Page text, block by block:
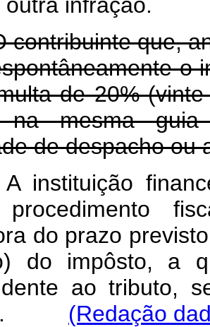
contribuinte que,
o
de 20%
na mesma
de despacho ou
instituição
procedimento
do prazo
do impôsto, a
ao tributo,
(Redação